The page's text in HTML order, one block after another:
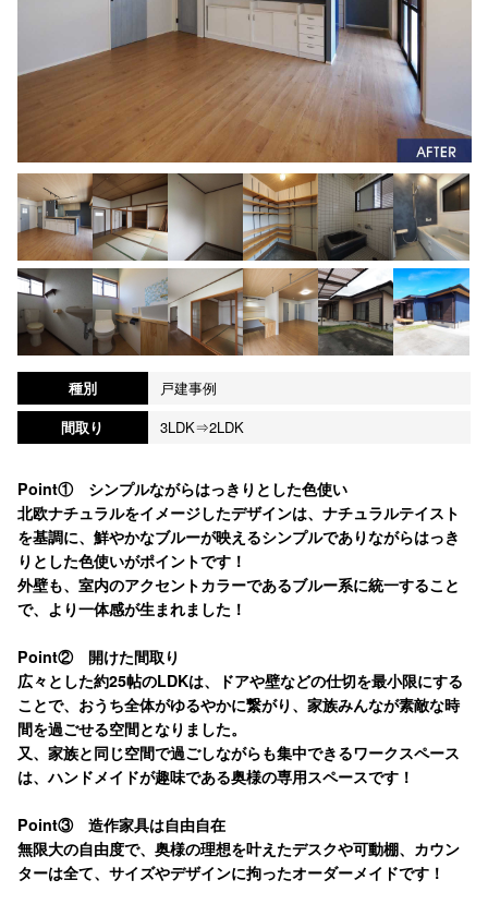
種別
戸建事例
間取り
3LDK⇒2LDK
Point① シンプルながらはっきりとした色使い
北欧ナチュラルをイメージしたデザインは、ナチュラルテイスト
を基調に、鮮やかなブルーが映えるシンプルでありながらはっき
りとした色使いがポイントです！
外壁も、室内のアクセントカラーであるブルー系に統一すること
で、より一体感が生まれました！
Point② 開けた間取り
広々とした約25帖のLDKは、ドアや壁などの仕切を最小限にする
ことで、おうち全体がゆるやかに繋がり、家族みんなが素敵な時
間を過ごせる空間となりました。
又、家族と同じ空間で過ごしながらも集中できるワークスペース
は、ハンドメイドが趣味である奥様の専用スペースです！
Point③ 造作家具は自由自在
無限大の自由度で、奥様の理想を叶えたデスクや可動棚、カウン
ターは全て、サイズやデザインに拘ったオーダーメイドです！